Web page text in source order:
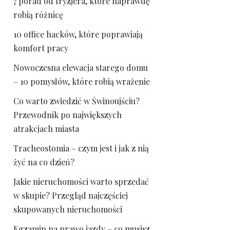
robią różnicę
10 office hacków, które poprawiają
komfort pracy
Nowoczesna elewacja starego domu
– 10 pomysłów, które robią wrażenie
Co warto zwiedzić w Świnoujściu?
Przewodnik po największych
atrakcjach miasta
Tracheostomia – czym jest i jak z nią
żyć na co dzień?
Jakie nieruchomości warto sprzedać
w skupie? Przegląd najczęściej
skupowanych nieruchomości